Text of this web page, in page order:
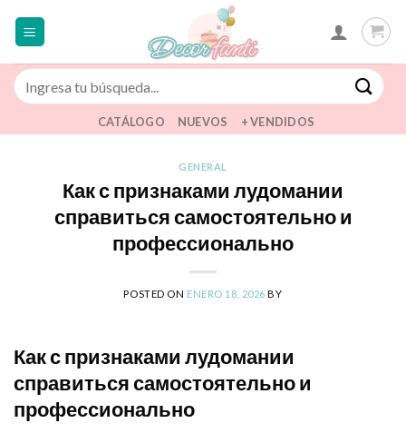
Buscar
por:
CATÁLOGO NUEVOS + VENDIDOS
GENERAL
Как с признаками лудомании
справиться самостоятельно и
профессионально
POSTED ON ENERO 18, 2026 BY
Как с признаками лудомании
справиться самостоятельно и
профессионально